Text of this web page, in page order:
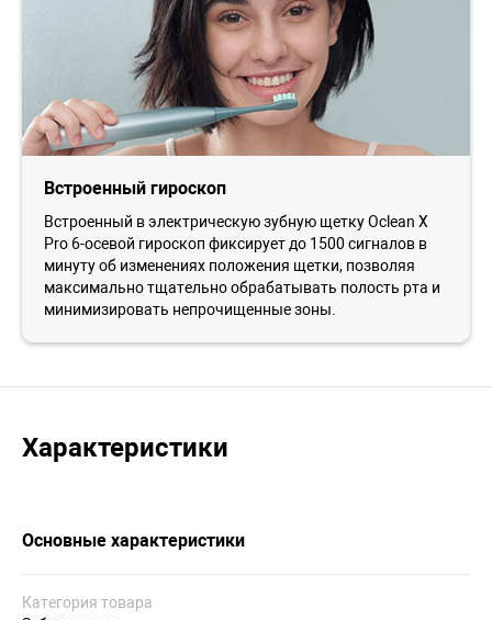
Встроенный гироскоп
Встроенный в электрическую зубную щетку Oclean X
Pro 6-осевой гироскоп фиксирует до 1500 сигналов в
минуту об изменениях положения щетки, позволяя
максимально тщательно обрабатывать полость рта и
минимизировать непрочищенные зоны.
Характеристики
Основные характеристики
Категория товара